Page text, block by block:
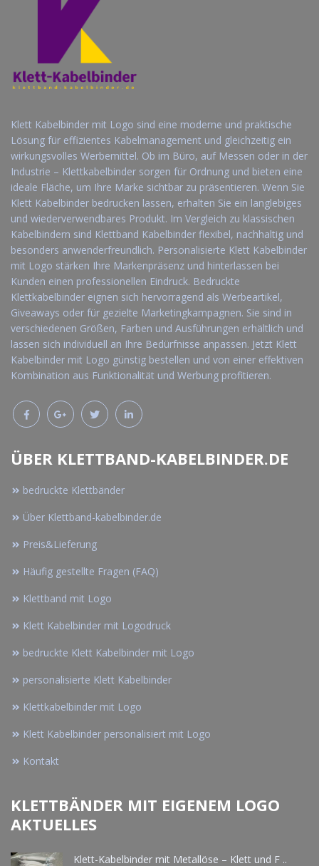
Klett Kabelbinder mit Logo sind eine moderne und praktische
Lösung für effizientes Kabelmanagement und gleichzeitig ein
wirkungsvolles Werbemittel. Ob im Büro, auf Messen oder in der
Industrie – Klettkabelbinder sorgen für Ordnung und bieten eine
ideale Fläche, um Ihre Marke sichtbar zu präsentieren. Wenn Sie
Klett Kabelbinder bedrucken lassen, erhalten Sie ein langlebiges
und wiederverwendbares Produkt. Im Vergleich zu klassischen
Kabelbindern sind Klettband Kabelbinder flexibel, nachhaltig und
besonders anwenderfreundlich. Personalisierte Klett Kabelbinder
mit Logo stärken Ihre Markenpräsenz und hinterlassen bei
Kunden einen professionellen Eindruck. Bedruckte
Klettkabelbinder eignen sich hervorragend als Werbeartikel,
Giveaways oder für gezielte Marketingkampagnen. Sie sind in
verschiedenen Größen, Farben und Ausführungen erhältlich und
lassen sich individuell an Ihre Bedürfnisse anpassen. Jetzt Klett
Kabelbinder mit Logo günstig bestellen und von einer effektiven
Kombination aus Funktionalität und Werbung profitieren.
ÜBER KLETTBAND-KABELBINDER.DE
bedruckte Klettbänder
Über Klettband-kabelbinder.de
Preis&Lieferung
Häufig gestellte Fragen (FAQ)
Klettband mit Logo
Klett Kabelbinder mit Logodruck
bedruckte Klett Kabelbinder mit Logo
personalisierte Klett Kabelbinder
Klettkabelbinder mit Logo
Klett Kabelbinder personalisiert mit Logo
Kontakt
KLETTBÄNDER MIT EIGENEM LOGO
AKTUELLES
Klett-Kabelbinder mit Metallöse – Klett und F ..